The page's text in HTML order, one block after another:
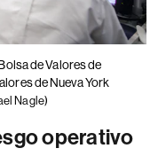
de Valores de
de Nueva York
Nagle)
operativo